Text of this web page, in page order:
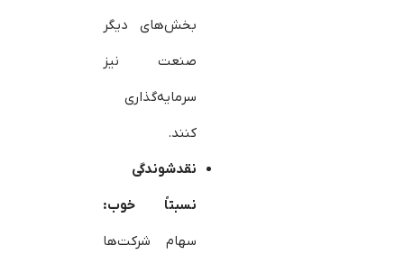
بخش‌های دیگر
صنعت نیز
سرمایه‌گذاری
کنند.
نقدشوندگی
نسبتاً خوب:
سهام شرکت‌ها